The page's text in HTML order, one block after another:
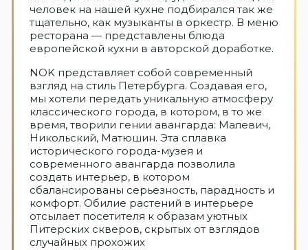
человек на нашей кухне подбирался так же
тщательно, как музыканты в оркестр. В меню
ресторана — представлены блюда
европейской кухни в авторской доработке.
NOK представляет собой современный
взгляд на стиль Петербурга. Создавая его,
мы хотели передать уникальную атмосферу
классического города, в котором, в то же
время, творили гении авангарда: Малевич,
Никольский, Матюшин. Эта сплавка
исторического города-музея и
современного авангарда позволила
создать интерьер, в котором
сбалансированы серьезность, парадность и
комфорт. Обилие растений в интерьере
отсылает посетителя к образам уютных
Питерских скверов, скрытых от взглядов
случайных прохожих